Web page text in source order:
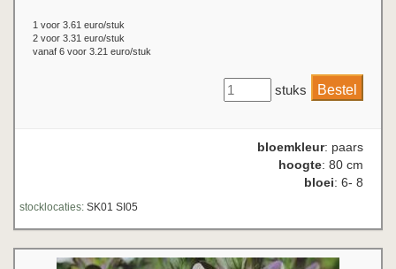
1 voor 3.61 euro/stuk
2 voor 3.31 euro/stuk
vanaf 6 voor 3.21 euro/stuk
stuks
bloemkleur: paars
hoogte: 80 cm
bloei: 6- 8
stocklocaties: SK01 SI05